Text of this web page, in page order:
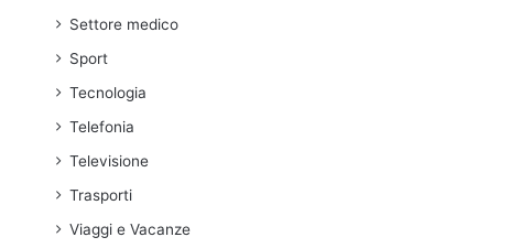
Settore medico
Sport
Tecnologia
Telefonia
Televisione
Trasporti
Viaggi e Vacanze